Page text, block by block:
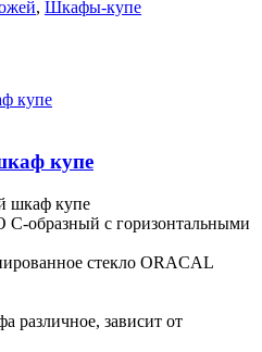
, Шкафы-купе
купе
шкаф купе
образный с горизонтальными
стекло ORACAL
различное, зависит от